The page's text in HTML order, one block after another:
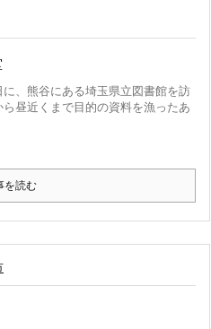
に、熊谷にある埼玉県立図書館を訪
ら昼近くまで目的の資料を漁ったあ
を読む